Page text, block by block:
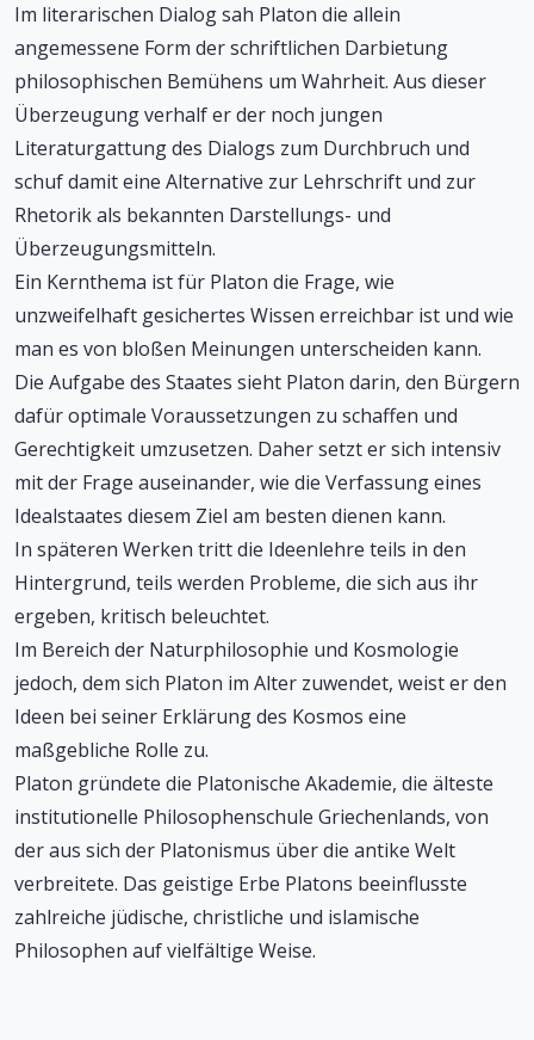
Im literarischen Dialog sah Platon die allein
angemessene Form der schriftlichen Darbietung
philosophischen Bemühens um Wahrheit. Aus dieser
Überzeugung verhalf er der noch jungen
Literaturgattung des Dialogs zum Durchbruch und
schuf damit eine Alternative zur Lehrschrift und zur
Rhetorik als bekannten Darstellungs- und
Überzeugungsmitteln.
Ein Kernthema ist für Platon die Frage, wie
unzweifelhaft gesichertes Wissen erreichbar ist und wie
man es von bloßen Meinungen unterscheiden kann.
Die Aufgabe des Staates sieht Platon darin, den Bürgern
dafür optimale Voraussetzungen zu schaffen und
Gerechtigkeit umzusetzen. Daher setzt er sich intensiv
mit der Frage auseinander, wie die Verfassung eines
Idealstaates diesem Ziel am besten dienen kann.
In späteren Werken tritt die Ideenlehre teils in den
Hintergrund, teils werden Probleme, die sich aus ihr
ergeben, kritisch beleuchtet.
Im Bereich der Naturphilosophie und Kosmologie
jedoch, dem sich Platon im Alter zuwendet, weist er den
Ideen bei seiner Erklärung des Kosmos eine
maßgebliche Rolle zu.
Platon gründete die Platonische Akademie, die älteste
institutionelle Philosophenschule Griechenlands, von
der aus sich der Platonismus über die antike Welt
verbreitete. Das geistige Erbe Platons beeinflusste
zahlreiche jüdische, christliche und islamische
Philosophen auf vielfältige Weise.